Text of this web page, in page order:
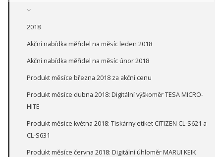
2018
Akční nabídka měřidel na měsíc leden 2018
Akční nabídka měřidel na měsíc únor 2018
Produkt měsíce března 2018 za akční cenu
Produkt měsíce dubna 2018: Digitální výškoměr TESA MICRO-
HITE
Produkt měsíce května 2018: Tiskárny etiket CITIZEN CL-S621 a
CL-S631
Produkt měsíce června 2018: Digitální úhloměr MARUI KEIK